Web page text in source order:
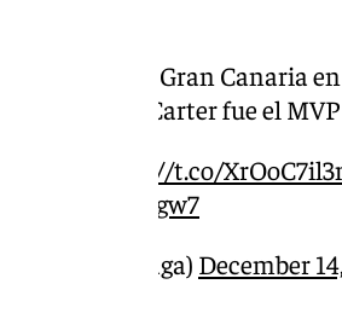
ante el Gran Canaria
expulsado. Carter fue el
https://t.co/
sMwMAJYgw7
(@101tvMalaga) December